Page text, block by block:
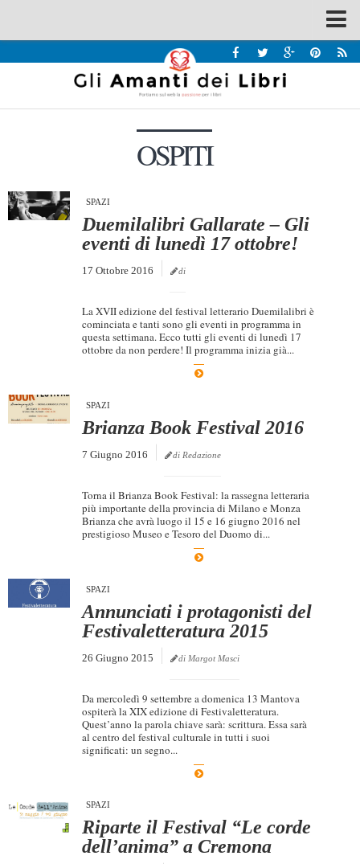
Recensioni
Interviste & Incontri
Chi siamo
Rassegna Stampa
Case editrici
Giallo Stresa
Premio Chiara
Tabù Festival 2014
A Tutto Volume
OSPITI
SPAZI
Duemilalibri Gallarate – Gli
eventi di lunedì 17 ottobre!
17 Ottobre 2016 di
La XVII edizione del festival letterario Duemilalibri è
cominciata e tanti sono gli eventi in programma in
questa settimana. Ecco tutti gli eventi di lunedì 17
ottobre da non perdere! Il programma inizia già...
SPAZI
Brianza Book Festival 2016
7 Giugno 2016 di Redazione
Torna il Brianza Book Festival: la rassegna letteraria
più importante della provincia di Milano e Monza
Brianza che avrà luogo il 15 e 16 giugno 2016 nel
prestigioso Museo e Tesoro del Duomo di...
SPAZI
Annunciati i protagonisti del
Festivaletteratura 2015
26 Giugno 2015 di Margot Masci
Da mercoledì 9 settembre a domenica 13 Mantova
ospiterà la XIX edizione di Festivaletteratura.
Quest’anno la parola chiave sarà: scrittura. Essa sarà
al centro del festival culturale in tutti i suoi
significati: un segno...
SPAZI
Riparte il Festival “Le corde
dell’anima” a Cremona